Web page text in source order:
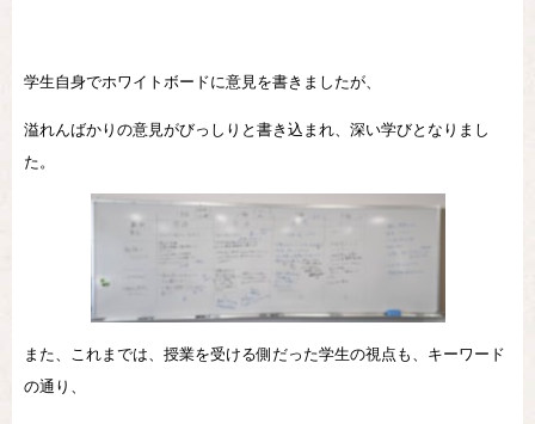
学生自身でホワイトボードに意見を書きましたが、
溢れんばかりの意見がびっしりと書き込まれ、深い学びとなりまし
た。
また、これまでは、授業を受ける側だった学生の視点も、キーワード
の通り、